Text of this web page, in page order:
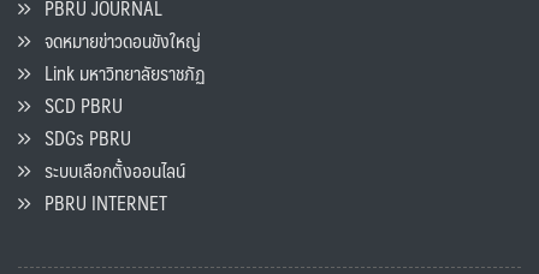
PBRU JOURNAL
จดหมายข่าวดอนขังใหญ่
Link มหาวิทยาลัยราชภัฏ
SCD PBRU
SDGs PBRU
ระบบเลือกตั้งออนไลน์
PBRU INTERNET